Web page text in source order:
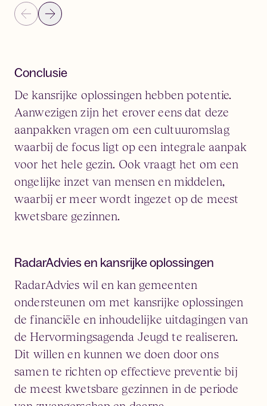
Conclusie
De kansrijke oplossingen hebben potentie.
Aanwezigen zijn het erover eens dat deze
aanpakken vragen om een cultuuromslag
waarbij de focus ligt op een integrale aanpak
voor het hele gezin. Ook vraagt het om een
ongelijke inzet van mensen en middelen,
waarbij er meer wordt ingezet op de meest
kwetsbare gezinnen.
RadarAdvies en kansrijke oplossingen
RadarAdvies wil en kan gemeenten
ondersteunen om met kansrijke oplossingen
de financiële en inhoudelijke uitdagingen van
de Hervormingsagenda Jeugd te realiseren.
Dit willen en kunnen we doen door ons
samen te richten op effectieve preventie bij
de meest kwetsbare gezinnen in de periode